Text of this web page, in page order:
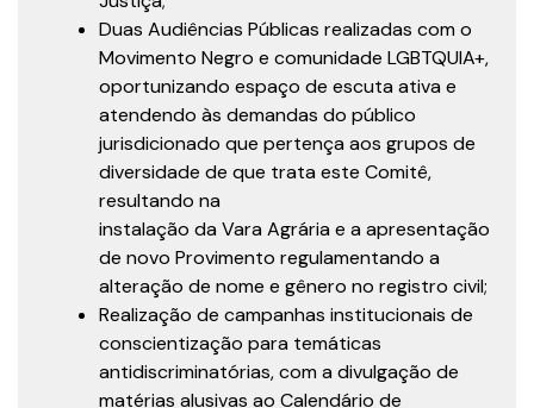
Duas Audiências Públicas realizadas com o
Movimento Negro e comunidade LGBTQUIA+,
oportunizando espaço de escuta ativa e
atendendo às demandas do público
jurisdicionado que pertença aos grupos de
diversidade de que trata este Comitê,
resultando na
instalação da Vara Agrária e a apresentação
de novo Provimento regulamentando a
alteração de nome e gênero no registro civil;
Realização de campanhas institucionais de
conscientização para temáticas
antidiscriminatórias, com a divulgação de
matérias alusivas ao Calendário de